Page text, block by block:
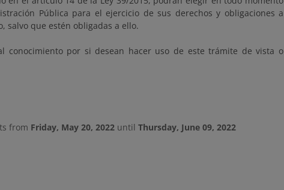
Pública para el ejercicio de sus derechos y obligaciones a
salvo que estén obligadas a ello.
conocimiento por si desean hacer uso de este trámite de vista o
from Friday, May 20, 2022 until Thursday, June 09, 2022